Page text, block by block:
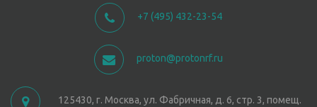
+7 (495) 432-23-54
proton@protonrf.ru
125430, г. Москва, ул. Фабричная, д. 6, стр. 3, помещ.